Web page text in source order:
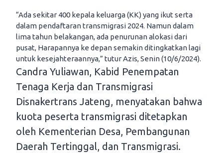
“Ada sekitar 400 kepala keluarga (KK) yang ikut serta
dalam pendaftaran transmigrasi 2024. Namun dalam
lima tahun belakangan, ada penurunan alokasi dari
pusat, Harapannya ke depan semakin ditingkatkan lagi
untuk kesejahteraannya,” tutur Azis, Senin (10/6/2024).
Candra Yuliawan, Kabid Penempatan
Tenaga Kerja dan Transmigrasi
Disnakertrans Jateng, menyatakan bahwa
kuota peserta transmigrasi ditetapkan
oleh Kementerian Desa, Pembangunan
Daerah Tertinggal, dan Transmigrasi.